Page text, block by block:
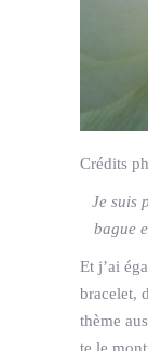
Crédits
Je suis
bague
Et j’ai
bracelet,
thème